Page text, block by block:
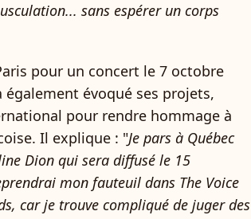
sans espérer un corps
pour un concert le 7 octobre
évoqué ses projets,
pour rendre hommage à
Il explique : "Je pars à Québec
Dion qui sera diffusé le 15
mon fauteuil dans The Voice
car je trouve compliqué de juger des